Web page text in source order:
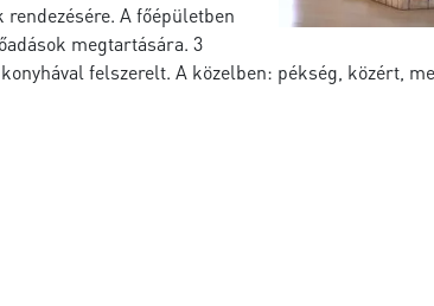
A főépületben
megtartására. 3
felszerelt. A közelben: pékség, közért,